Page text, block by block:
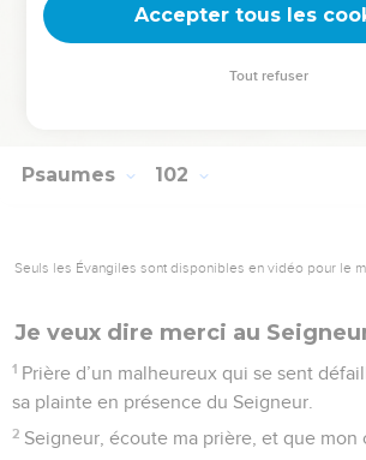
Je fermerai la bouche chaque matin
Pour retrancher de la cité de Dieu tous
Psaumes 102
Seuls les Évangiles sont disponibles en vidéo pour le
Je veux dire merci au
1 Prière d’un malheureux qui se sent
sa plainte en présence du Seigneur.
2 Seigneur, écoute ma prière, et que mon
Accepter tous les
Tout refuser